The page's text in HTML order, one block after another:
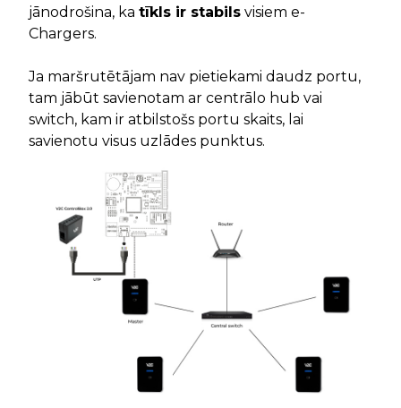
jānodrošina, ka tīkls ir stabils visiem e-
Chargers.
Ja maršrutētājam nav pietiekami daudz portu,
tam jābūt savienotam ar centrālo hub vai
switch, kam ir atbilstošs portu skaits, lai
savienotu visus uzlādes punktus.